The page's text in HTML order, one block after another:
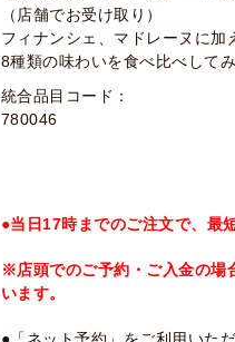
（店舗でお受け取り）
フィナンシェ、マドレーヌに
8種類の味わいを食べ比べして
統合品目コード：
780046
●当日17時までのご注文で、最
※店頭でのご予約・ご入金の場
います。